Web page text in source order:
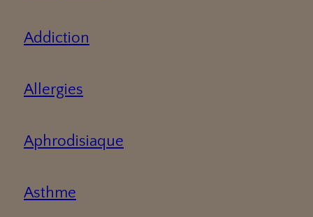
Addiction
Allergies
Aphrodisiaque
Asthme